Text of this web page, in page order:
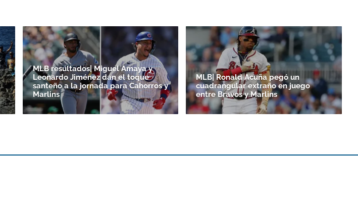
MLB resultados| Miguel Amaya y
Leonardo Jiménez dan el toque
santeño a la jornada para Cahorros y
Marlins
MLB| Ronald Acuña pegó un
cuadrangular extraño en juego
entre Bravos y Marlins